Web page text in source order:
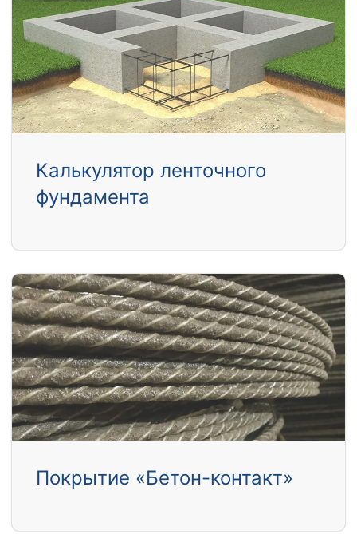
Калькулятор ленточного
фундамента
Покрытие «Бетон-контакт»